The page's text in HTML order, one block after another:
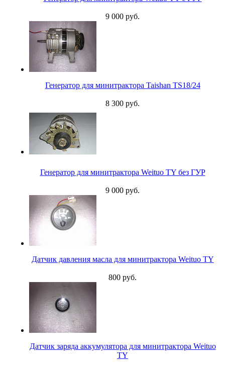
9 000 руб.
Генератор для минитрактора Taishan TS18/24
8 300 руб.
Генератор для минитрактора Weituo TY без ГУР
9 000 руб.
Датчик давления масла для минитрактора Weituo TY
800 руб.
Датчик заряда аккумулятора для минитрактора Weituo
TY